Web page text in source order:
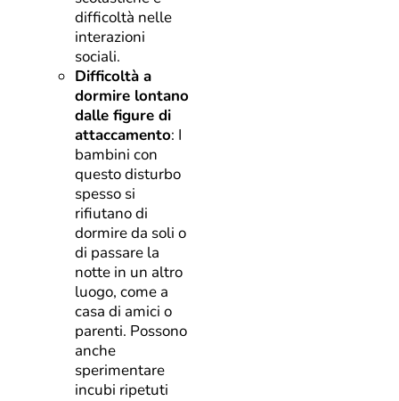
difficoltà nelle
interazioni
sociali.
Difficoltà a
dormire lontano
dalle figure di
attaccamento: I
bambini con
questo disturbo
spesso si
rifiutano di
dormire da soli o
di passare la
notte in un altro
luogo, come a
casa di amici o
parenti. Possono
anche
sperimentare
incubi ripetuti